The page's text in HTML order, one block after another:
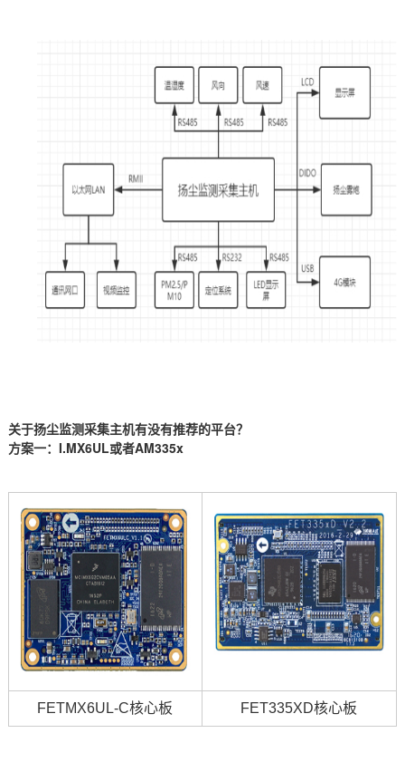
关于扬尘监测采集主机有没有推荐的平台？
方案一： I.MX6UL或者AM335x
FETMX6UL-C核心板 FET335XD核心板